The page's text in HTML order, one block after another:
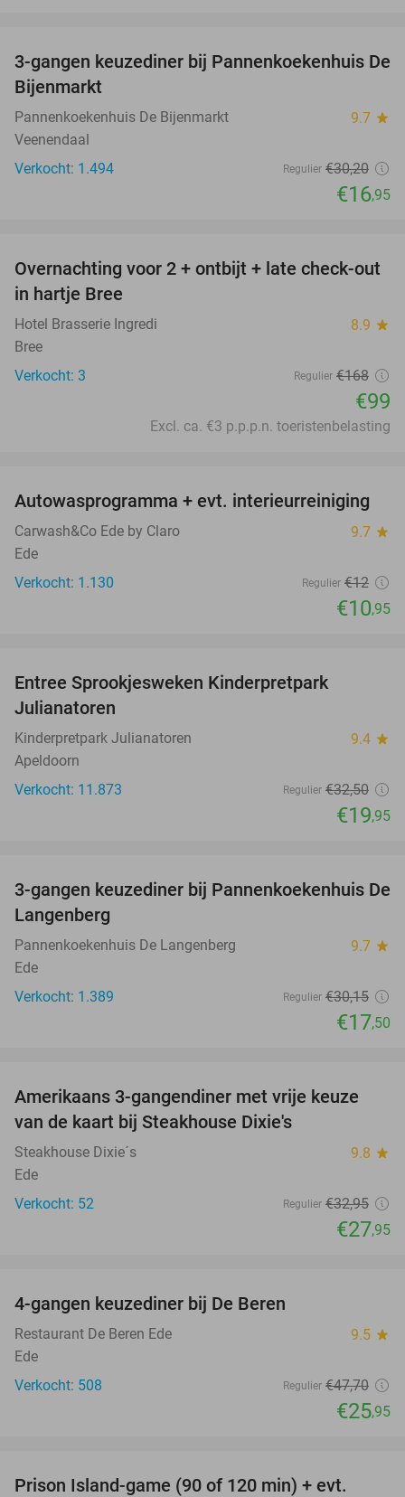
44%
3-gangen keuzediner bij Pannenkoekenhuis De
Bijenmarkt
Pannenkoekenhuis De Bijenmarkt 9.7 star
Veenendaal
Verkocht: 1.494
Regulier €30,20
€16,95
41%
TODAY
Overnachting voor 2 + ontbijt + late check-out
in hartje Bree
Hotel Brasserie Ingredi 8.9 star
Bree
Verkocht: 3
Regulier €168
€99
Excl. ca. €3 p.p.p.n. toeristenbelasting
9%
Autowasprogramma + evt. interieurreiniging
Carwash&Co Ede by Claro 9.7 star
Ede
Verkocht: 1.130
Regulier €12
€10,95
Entree Sprookjesweken Kinderpretpark
Julianatoren
Kinderpretpark Julianatoren 9.4 star
Apeldoorn
Verkocht: 11.873
Regulier €32,50
€19,95
42%
3-gangen keuzediner bij Pannenkoekenhuis De
Langenberg
Pannenkoekenhuis De Langenberg 9.7 star
Ede
Verkocht: 1.389
Regulier €30,15
€17,50
15%
Amerikaans 3-gangendiner met vrije keuze
van de kaart bij Steakhouse Dixie's
Steakhouse Dixie´s 9.8 star
Ede
Verkocht: 52
Regulier €32,95
€27,95
4-gangen keuzediner bij De Beren
Restaurant De Beren Ede 9.5 star
Ede
Verkocht: 508
Regulier €47,70
€25,95
Prison Island-game (90 of 120 min) + evt.